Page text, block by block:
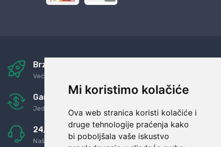
Mi koristimo kolačiće
Ova web stranica koristi kolačiće i
druge tehnologije praćenja kako
bi poboljšala vaše iskustvo
Brza i sigurna dostava
Već za nekoliko dana kod vas
Garancija u povrat novaca
Jednostavno pravilo: Roba za novac
24/7 odlična podrška
Naši agenti uvijek na raspolaganju